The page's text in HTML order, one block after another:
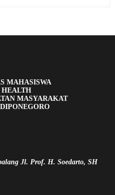
MAHASISWA
HEALTH
MASYARAKAT
Jl. Prof. H. Soedarto, SH